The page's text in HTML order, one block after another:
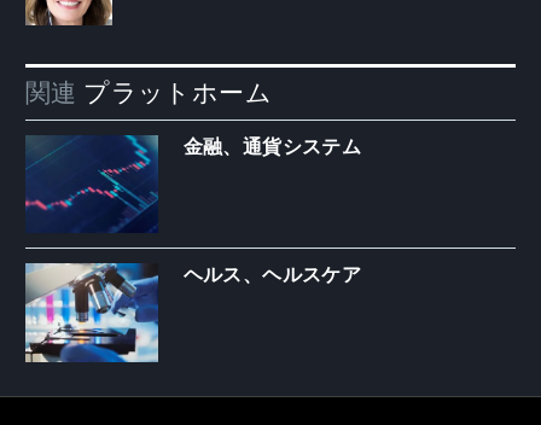
関連 プラットホーム
金融、通貨システム
ヘルス、ヘルスケア